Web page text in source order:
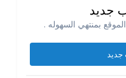
جديد
بمنتهي السهوله .